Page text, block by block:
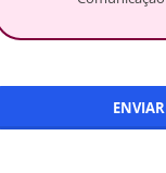
ENVIAR